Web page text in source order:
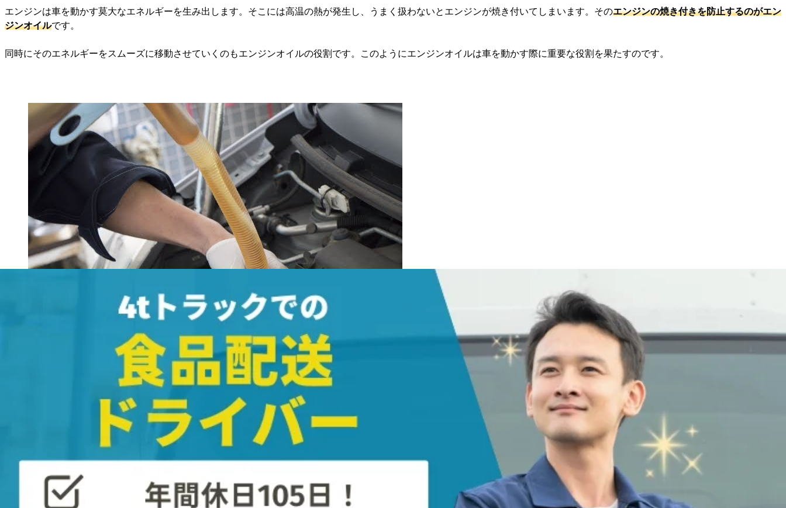
エンジンは車を動かす莫大なエネルギーを生み出します。そこには高温の熱が発生し、うまく扱わないとエンジンが焼き付いてしまいます。そのエンジンの焼き付きを防止するのがエン
ジンオイルです。
同時にそのエネルギーをスムーズに移動させていくのもエンジンオイルの役割です。このようにエンジンオイルは車を動かす際に重要な役割を果たすのです。
2tトラックのオイルの量は？
自動車はサイズが大きくなるとそれにつれてエンジンオイルの量も増えていくことになります。
メーカーや車種によって多少の差はありますが、大まかに
2tトラック・・・8ℓ